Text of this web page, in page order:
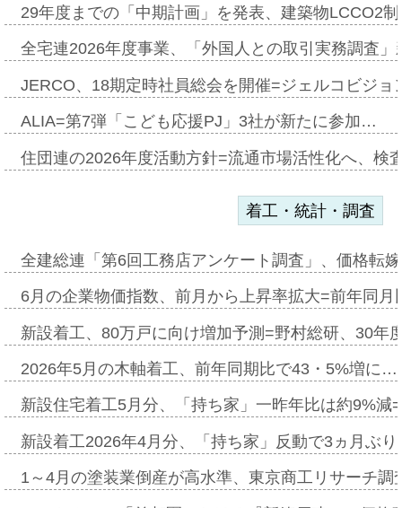
29年度までの「中期計画」を発表、建築物LCCO2
全宅連2026年度事業、「外国人との取引実務調査
JERCO、18期定時社員総会を開催=ジェルコビジ
ALIA=第7弾「こども応援PJ」3社が新たに参加…
住団連の2026年度活動方針=流通市場活性化へ、検
着工・統計・調査
全建総連「第6回工務店アンケート調査」、価格転
6月の企業物価指数、前月から上昇率拡大=前年同
新設着工、80万戸に向け増加予測=野村総研、30年
2026年5月の木軸着工、前年同期比で43・5%増に…
新設住宅着工5月分、「持ち家」一昨年比は約9%
新設着工2026年4月分、「持ち家」反動で3ヵ月ぶ
1～4月の塗装業倒産が高水準、東京商工リサーチ